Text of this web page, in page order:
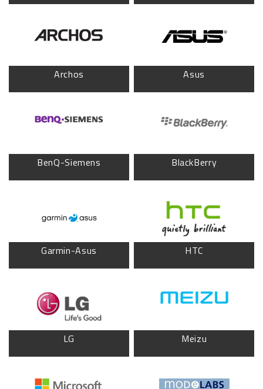
Archos Asus
BenQ-Siemens BlackBerry
Garmin-Asus HTC
LG Meizu